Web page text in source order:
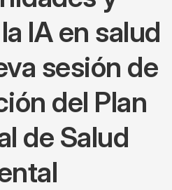
IA en salud
sesión de
del Plan
de Salud